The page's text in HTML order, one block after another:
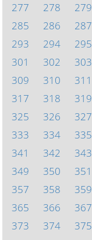
277
278 279
285
286 287
293
294 295
301
302 303
309
310 311
317
318 319
325
326 327
333
334 335
341
342 343
349
350 351
357
358 359
365
366 367
373
374 375